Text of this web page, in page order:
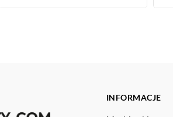
INFORMACJE